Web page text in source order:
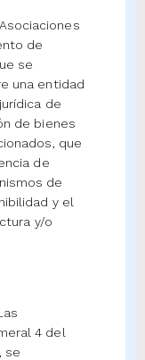
de
se
una entidad
de
de bienes
que
de
de
y el
y/o
4 del
se